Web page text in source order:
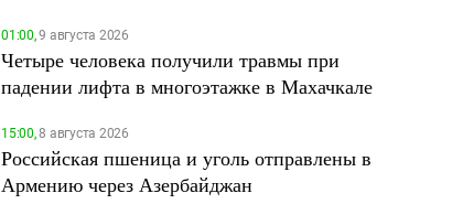
01:00,9 августа 2026
Четыре человека получили травмы при
падении лифта в многоэтажке в Махачкале
15:00,8 августа 2026
Российская пшеница и уголь отправлены в
Армению через Азербайджан